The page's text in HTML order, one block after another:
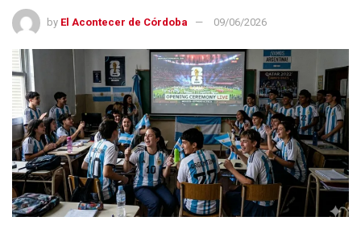
by El Acontecer de Córdoba 09/06/2026